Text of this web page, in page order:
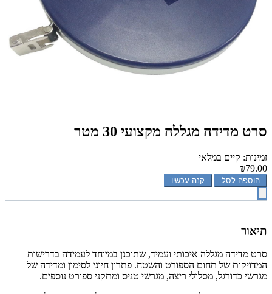
סרט מדידה מגללה מקצועי 30 מטר
זמינות: קיים במלאי
₪79.00
הוספה לסל קנה עכשיו
תיאור
סרט מדידה מגללה איכותי ועמיד, שתוכנן במיוחד לעמידה בדרישות
המדויקות של תחום הספורט והשטח. פתרון חיוני לסימון ומדידה של
מגרשי כדורגל, מסלולי ריצה, מגרשי טניס ומתקני ספורט נוספים.